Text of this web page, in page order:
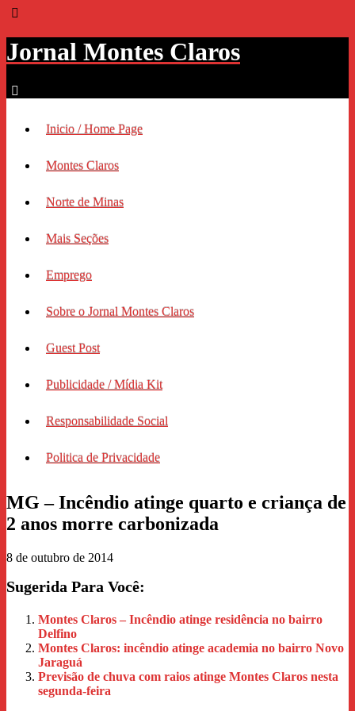
Jornal Montes Claros
Inicio / Home Page
Montes Claros
Norte de Minas
Mais Seções
Emprego
Sobre o Jornal Montes Claros
Guest Post
Publicidade / Mídia Kit
Responsabilidade Social
Politica de Privacidade
MG – Incêndio atinge quarto e criança de
2 anos morre carbonizada
8 de outubro de 2014
Sugerida Para Você:
Montes Claros – Incêndio atinge residência no bairro
Delfino
Montes Claros: incêndio atinge academia no bairro Novo
Jaraguá
Previsão de chuva com raios atinge Montes Claros nesta
segunda-feira